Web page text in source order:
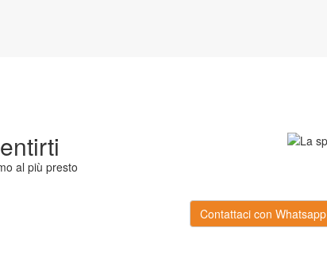
al più presto
Contattaci con Whatsapp